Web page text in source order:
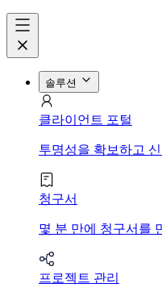
솔루션
클라이언트 포털
투명성을 확보하고
청구서
몇 분 만에 청구서를
프로젝트 관리